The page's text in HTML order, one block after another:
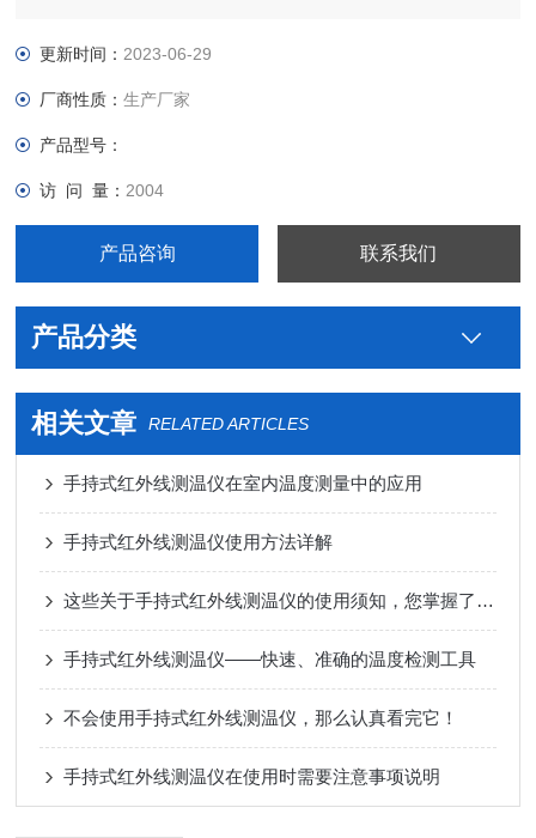
成为工业界Z高级的便携式测温仪。雷泰MX2红外线测温仪环形
更新时间： 2023-06-29
厂商性质：生产厂家
产品型号：
访 问 量： 2004
产品咨询 联系我们
产品分类
相关文章 RELATED ARTICLES
手持式红外线测温仪在室内温度测量中的应用
手持式红外线测温仪使用方法详解
这些关于手持式红外线测温仪的使用须知，您掌握了吗？
手持式红外线测温仪——快速、准确的温度检测工具
不会使用手持式红外线测温仪，那么认真看完它！
手持式红外线测温仪在使用时需要注意事项说明